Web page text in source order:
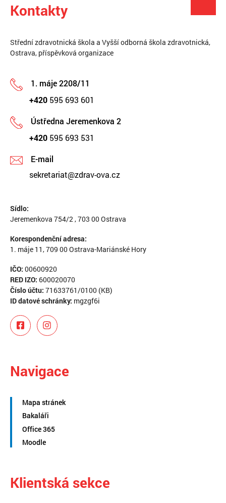
Kontakty
Střední zdravotnická škola a Vyšší odborná škola zdravotnická,
Ostrava, příspěvková organizace
1. máje 2208/11
+420 595 693 601
Ústředna Jeremenkova 2
+420 595 693 531
E-mail
sekretariat@zdrav-ova.cz
Sídlo:
Jeremenkova 754/2 , 703 00 Ostrava
Korespondenční adresa:
1. máje 11, 709 00 Ostrava-Mariánské Hory
IČO: 00600920
RED IZO: 600020070
Číslo účtu: 71633761/0100 (KB)
ID datové schránky: mgzgf6i
Navigace
Mapa stránek
Bakaláři
Office 365
Moodle
Klientská sekce